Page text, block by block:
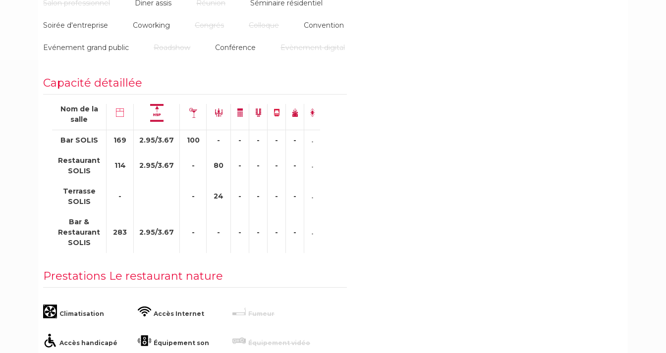
sa Méditerranée.
Salon professionnel Diner assis Réunion Séminaire résidentiel
Soirée d'entreprise Coworking Congrés Colloque Convention
Evénement grand public Roadshow Conférence Evènement digital
Capacité détaillée
Nom de la
salle
Bar SOLIS 169 2.95/3.67 100 - - - - -
Restaurant
SOLIS
114 2.95/3.67 - 80 - - - -
Terrasse
SOLIS
- - 24 - - - -
Bar &
Restaurant
SOLIS
283 2.95/3.67 - - - - - -
Prestations Le restaurant nature
Climatisation Accès Internet Fumeur
Accès handicapé Équipement son Équipement vidéo